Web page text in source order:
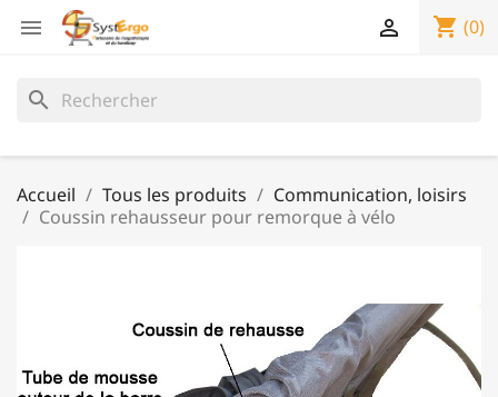
 shopping_cart (0)

search
Accueil Tous les produits
Communication, loisirs
Coussin rehausseur pour remorque à vélo